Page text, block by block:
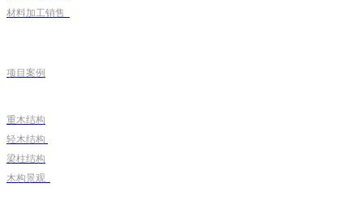
材料加工销售
项目案例
重木结构
轻木结构
梁柱结构
木构景观